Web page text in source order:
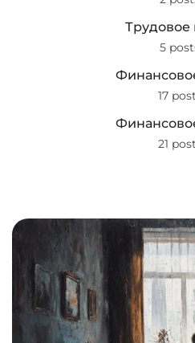
Трудовое
5
17
21